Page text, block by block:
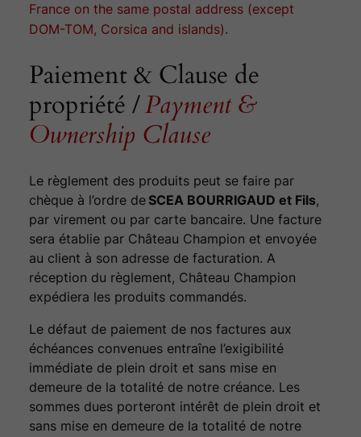
France on the same postal address (except
DOM-TOM, Corsica and islands).
Paiement & Clause de
propriété /Payment &
Ownership Clause
Le règlement des produits peut se faire par
chèque à l’ordre de SCEA BOURRIGAUD et Fils,
par virement ou par carte bancaire. Une facture
sera établie par Château Champion et envoyée
au client à son adresse de facturation. A
réception du règlement, Château Champion
expédiera les produits commandés.
Le défaut de paiement de nos factures aux
échéances convenues entraîne l’exigibilité
immédiate de plein droit et sans mise en
demeure de la totalité de notre créance. Les
sommes dues porteront intérêt de plein droit et
sans mise en demeure de la totalité de notre